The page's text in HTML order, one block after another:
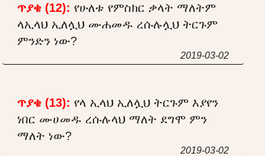
ጥያቄ (12): የሁለቱ የምስክር ቃላት ማለትም
ላኢላህ ኢለሏህ ሙሐመዱ ረሱሉሏህ ትርጉም
ምንድን ነው?
2019-03-02
ጥያቄ (13): የላ ኢላህ ኢለሏህ ትርጉም እያየን
ነበር ሙሀመዱ ረሱሉላህ ማለት ደግሞ ምን
ማለት ነው?
2019-03-02